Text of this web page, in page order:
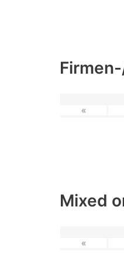
«
Mixed
«